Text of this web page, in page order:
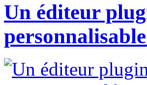
Un éditeur